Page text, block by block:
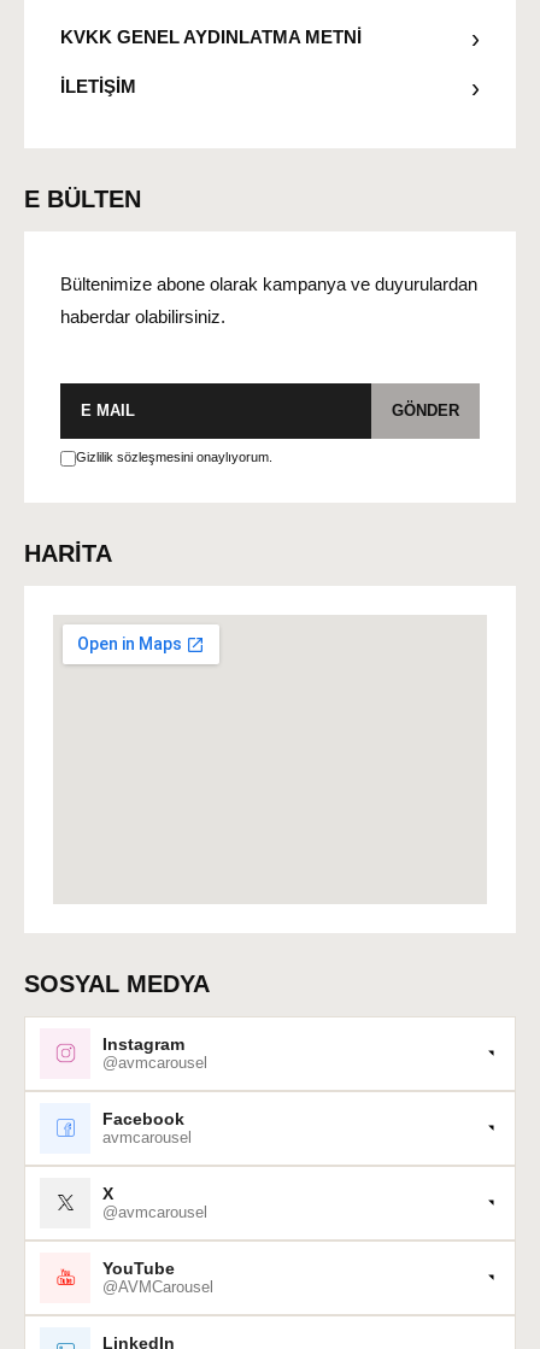
KVKK GENEL AYDINLATMA METNİ
İLETİŞİM
E BÜLTEN
Bültenimize abone olarak kampanya ve duyurulardan
haberdar olabilirsiniz.
GÖNDER
Gizlilik sözleşmesini onaylıyorum.
HARİTA
SOSYAL MEDYA
Instagram
@avmcarousel
Facebook
avmcarousel
X
@avmcarousel
YouTube
@AVMCarousel
LinkedIn